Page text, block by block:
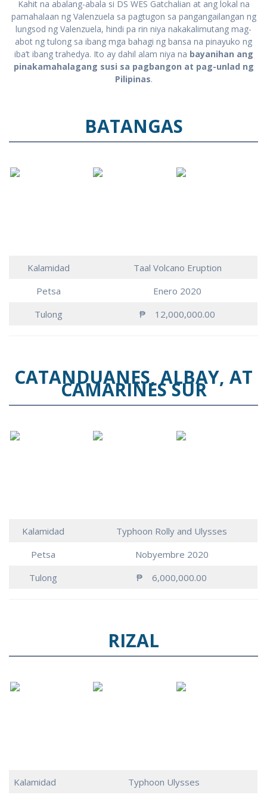
Kahit na abalang-abala si DS WES Gatchalian at ang lokal na
pamahalaan ng Valenzuela sa pagtugon sa pangangailangan ng
lungsod ng Valenzuela, hindi pa rin niya nakakalimutang mag-
abot ng tulong sa ibang mga bahagi ng bansa na pinayuko ng
iba’t ibang trahedya. Ito ay dahil alam niya na bayanihan ang
pinakamahalagang susi sa pagbangon at pag-unlad ng
Pilipinas.
BATANGAS
Kalamidad
Taal Volcano Eruption
Petsa
Enero 2020
Tulong
₱ 12,000,000.00
CATANDUANES, ALBAY, AT
CAMARINES SUR
Kalamidad
Typhoon Rolly and Ulysses
Petsa
Nobyembre 2020
Tulong
₱ 6,000,000.00
RIZAL
Kalamidad
Typhoon Ulysses